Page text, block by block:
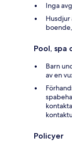
Inga
Pool, spa
Barn
av en
Policyer